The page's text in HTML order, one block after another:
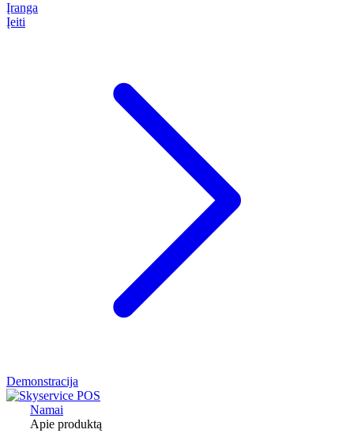
Įranga
Įeiti
Demonstracija
Namai
Apie produktą